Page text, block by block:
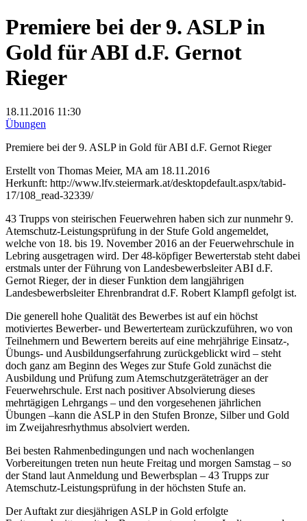
Premiere bei der 9. ASLP in
Gold für ABI d.F. Gernot
Rieger
18.11.2016 11:30
Übungen
Premiere bei der 9. ASLP in Gold für ABI d.F. Gernot Rieger
Erstellt von Thomas Meier, MA am 18.11.2016
Herkunft: http://www.lfv.steiermark.at/desktopdefault.aspx/tabid-
17/108_read-32339/
43 Trupps von steirischen Feuerwehren haben sich zur nunmehr 9.
Atemschutz-Leistungsprüfung in der Stufe Gold angemeldet,
welche von 18. bis 19. November 2016 an der Feuerwehrschule in
Lebring ausgetragen wird. Der 48-köpfiger Bewerterstab steht dabei
erstmals unter der Führung von Landesbewerbsleiter ABI d.F.
Gernot Rieger, der in dieser Funktion dem langjährigen
Landesbewerbsleiter Ehrenbrandrat d.F. Robert Klampfl gefolgt ist.
Die generell hohe Qualität des Bewerbes ist auf ein höchst
motiviertes Bewerber- und Bewerterteam zurückzuführen, wo von
Teilnehmern und Bewertern bereits auf eine mehrjährige Einsatz-,
Übungs- und Ausbildungserfahrung zurückgeblickt wird – steht
doch ganz am Beginn des Weges zur Stufe Gold zunächst die
Ausbildung und Prüfung zum Atemschutzgeräteträger an der
Feuerwehrschule. Erst nach positiver Absolvierung dieses
mehrtägigen Lehrgangs – und den vorgesehenen jährlichen
Übungen –kann die ASLP in den Stufen Bronze, Silber und Gold
im Zweijahresrhythmus absolviert werden.
Bei besten Rahmenbedingungen und nach wochenlangen
Vorbereitungen treten nun heute Freitag und morgen Samstag – so
der Stand laut Anmeldung und Bewerbsplan – 43 Trupps zur
Atemschutz-Leistungsprüfung in der höchsten Stufe an.
Der Auftakt zur diesjährigen ASLP in Gold erfolgte